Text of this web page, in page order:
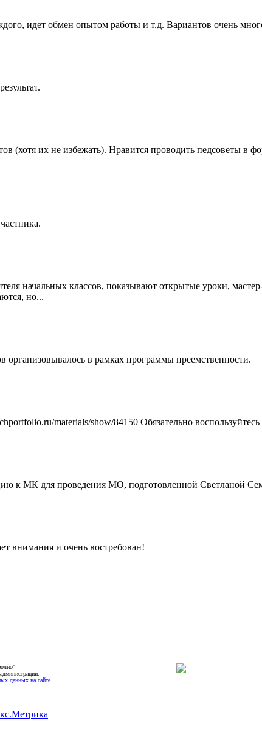
идет обмен опытом работы и т.д. Вариантов очень
их не избежать). Нравится проводить педсоветы в
начальных классов, показывают открытые уроки,
но...
организовывалось в рамках программы преемственности.
materials/show/84150 Обязательно воспользуйтесь
к МК для проведения МО, подготовленной Светланой
внимания и очень востребован!
данных на сайте